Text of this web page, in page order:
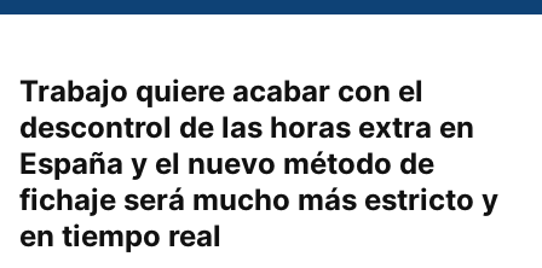
Trabajo quiere acabar con el
descontrol de las horas extra en
España y el nuevo método de
fichaje será mucho más estricto y
en tiempo real